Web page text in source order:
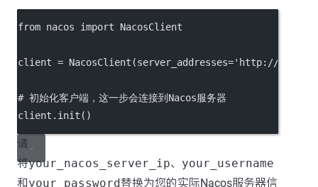
from nacos import NacosClient
client = NacosClient(server_addresses='http://
# 初始化客户端，这一步会连接到Nacos服务器
client.init()
请
将your_nacos_server_ip、 your_username
和 your_password 替换为您的实际Nacos服务器信